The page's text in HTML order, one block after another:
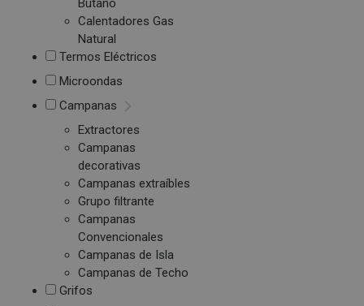
Butano
Calentadores Gas
Natural
Termos Eléctricos
Microondas
Campanas
Extractores
Campanas
decorativas
Campanas extraíbles
Grupo filtrante
Campanas
Convencionales
Campanas de Isla
Campanas de Techo
Grifos